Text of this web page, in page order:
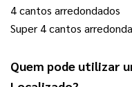
4 cantos arredondados
Super 4 cantos
Quem pode utilizar